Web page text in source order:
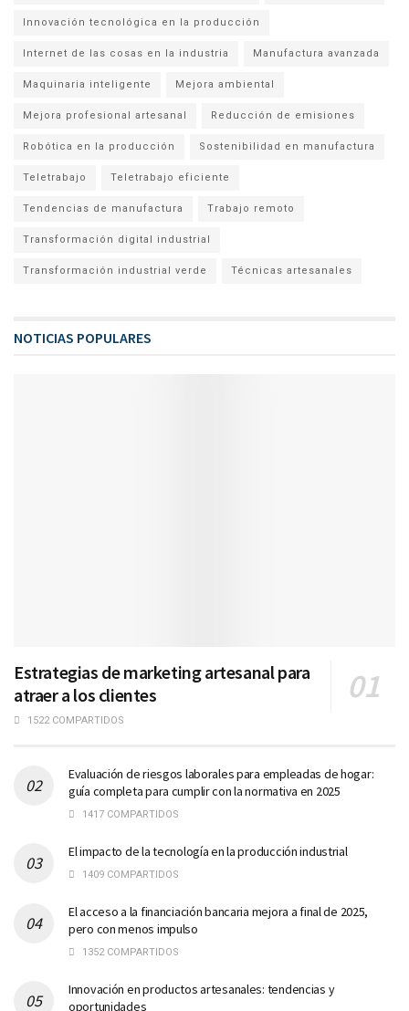
Innovación tecnológica en la producción
Internet de las cosas en la industria Manufactura avanzada
Maquinaria inteligente Mejora ambiental
Mejora profesional artesanal Reducción de emisiones
Robótica en la producción Sostenibilidad en manufactura
Teletrabajo Teletrabajo eficiente
Tendencias de manufactura Trabajo remoto
Transformación digital industrial
Transformación industrial verde Técnicas artesanales
NOTICIAS POPULARES
Estrategias de marketing artesanal para
atraer a los clientes
1522 COMPARTIDOS
Evaluación de riesgos laborales para empleadas de hogar:
guía completa para cumplir con la normativa en 2025
1417 COMPARTIDOS
El impacto de la tecnología en la producción industrial
1409 COMPARTIDOS
El acceso a la financiación bancaria mejora a final de 2025,
pero con menos impulso
1352 COMPARTIDOS
Innovación en productos artesanales: tendencias y
oportunidades